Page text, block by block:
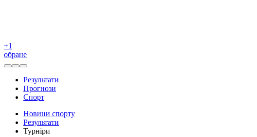
+1
обране
Результати
Прогнози
Спорт
Новини спорту
Результати
Турніри